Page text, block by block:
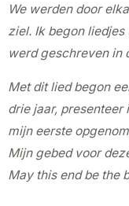
We werden door
ziel. Ik begon
werd geschreven in
Met dit lied begon
drie jaar,
mijn eerste
Mijn gebed voor
May this end be the